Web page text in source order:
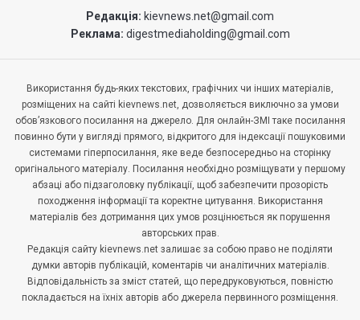
Редакція: kievnews.net@gmail.com
Реклама: digestmediaholding@gmail.com
Використання будь-яких текстових, графічних чи інших матеріалів,
розміщених на сайті kievnews.net, дозволяється виключно за умови
обов’язкового посилання на джерело. Для онлайн-ЗМІ таке посилання
повинно бути у вигляді прямого, відкритого для індексації пошуковими
системами гіперпосилання, яке веде безпосередньо на сторінку
оригінального матеріалу. Посилання необхідно розміщувати у першому
абзаці або підзаголовку публікації, щоб забезпечити прозорість
походження інформації та коректне цитування. Використання
матеріалів без дотримання цих умов розцінюється як порушення
авторських прав.
Редакція сайту kievnews.net залишає за собою право не поділяти
думки авторів публікацій, коментарів чи аналітичних матеріалів.
Відповідальність за зміст статей, що передруковуються, повністю
покладається на їхніх авторів або джерела первинного розміщення.